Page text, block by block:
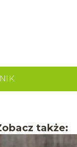
także: